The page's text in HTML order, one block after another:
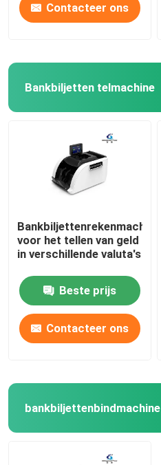
Producten
Contacteer ons
Bankbiljetten telmachine
Bankbiljettenrekenmachine
voor het tellen van geld
in verschillende valuta's
Beste prijs
Contacteer ons
bankbiljettenbindmachine